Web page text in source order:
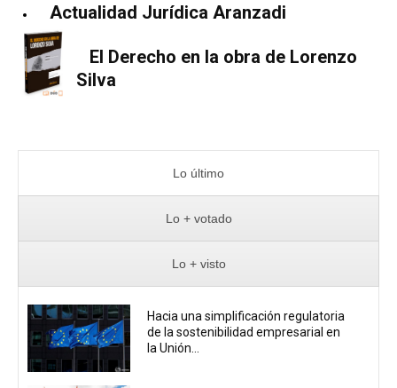
Actualidad Jurídica Aranzadi
El Derecho en la obra de Lorenzo
Silva
Lo último
Lo + votado
Lo + visto
Hacia una simplificación regulatoria
de la sostenibilidad empresarial en
la Unión...